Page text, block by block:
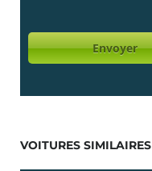
VOITURES SIMILAIRES